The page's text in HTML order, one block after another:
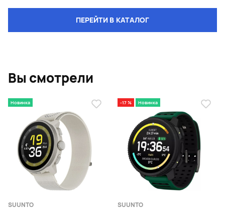
ПЕРЕЙТИ В КАТАЛОГ
Вы смотрели
Новинка
SUUNTO
-17 % Новинка
SUUNTO